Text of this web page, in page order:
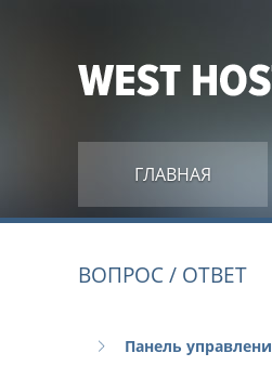
ГЛАВНАЯ
ВОПРОС / ОТВЕТ
Панель